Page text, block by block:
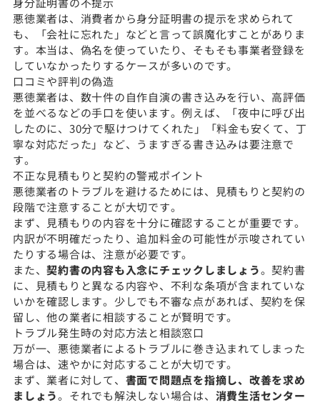
悪徳業者は、消費者から身分証明書の提示を求められて
も、「会社に忘れた」などと言って誤魔化すことがありま
す。本当は、偽名を使っていたり、そもそも事業者登録を
していなかったりするケースが多いのです。
口コミや評判の偽造
悪徳業者は、数十件の自作自演の書き込みを行い、高評価
を並べるなどの手口を使います。例えば、「夜中に呼び出
したのに、30分で駆けつけてくれた」「料金も安くて、丁
寧な対応だった」など、うますぎる書き込みは要注意で
す。
不正な見積もりと契約の警戒ポイント
悪徳業者のトラブルを避けるためには、見積もりと契約の
段階で注意することが大切です。
まず、見積もりの内容を十分に確認することが重要です。
内訳が不明確だったり、追加料金の可能性が示唆されてい
たりする場合は、注意が必要です。
また、契約書の内容も入念にチェックしましょう。契約書
に、見積もりと異なる内容や、不利な条項が含まれていな
いかを確認します。少しでも不審な点があれば、契約を保
留し、他の業者に相談することが賢明です。
トラブル発生時の対応方法と相談窓口
万が一、悪徳業者によるトラブルに巻き込まれてしまった
場合は、速やかに対応することが大切です。
まず、業者に対して、 書面で問題点を指摘し、改善を求め
ましょう。それでも解決しない場合は、 消費生活センター